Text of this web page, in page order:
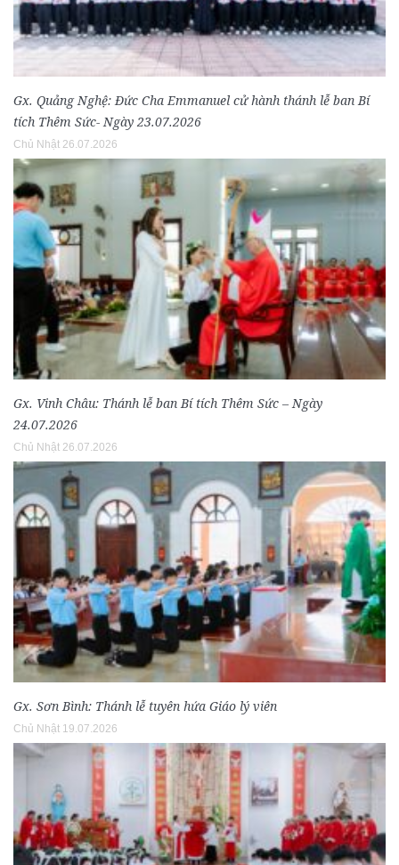
Gx. Quảng Nghệ: Đức Cha Emmanuel cử hành thánh lễ ban Bí
tích Thêm Sức- Ngày 23.07.2026
Chủ Nhật 26.07.2026
Gx. Vinh Châu: Thánh lễ ban Bí tích Thêm Sức – Ngày
24.07.2026
Chủ Nhật 26.07.2026
Gx. Sơn Bình: Thánh lễ tuyên hứa Giáo lý viên
Chủ Nhật 19.07.2026